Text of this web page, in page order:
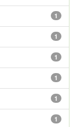
1
1
1
1
1
1